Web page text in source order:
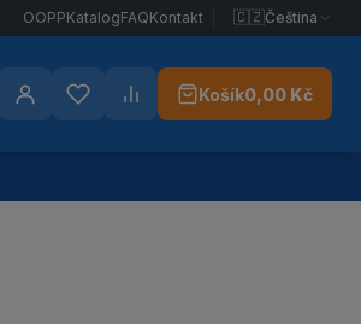
OOPPKatalogFAQKontakt 🇨🇿Čeština
PřihlášeníOblíbenéPorovnat
Košík0,00 Kč